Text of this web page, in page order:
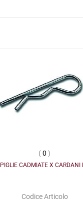
(0 )
CADMIATE X CARDANI
Codice Articolo